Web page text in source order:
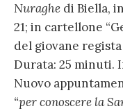
Nuraghe di Biella,
21; in cartellone
del giovane
Durata: 25 minuti.
Nuovo
“per conoscere la